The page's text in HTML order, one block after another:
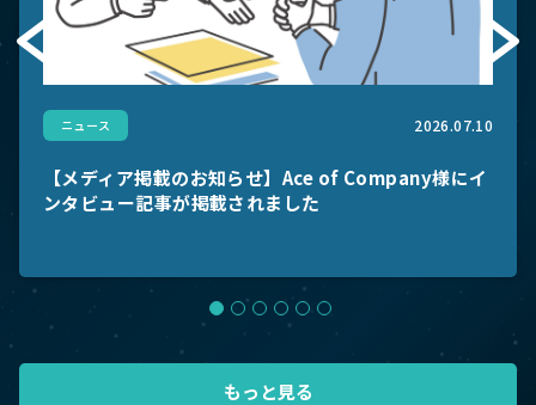
ニュース 2026.07.10
【メディア掲載のお知らせ】Ace of Company様にイ
ンタビュー記事が掲載されました
もっと見る
不動産 2025.06.19
引士 国家試験 資格 不動産投資 買取再販 法人営業 IT
経営者向け 2026.05.19
法人営業ノウハウ 2025.11.28
ニュース 2026.07.10
お客様向け 2026.06.24
フリーランス向け 2025.11.28
未分類 2023.11.11